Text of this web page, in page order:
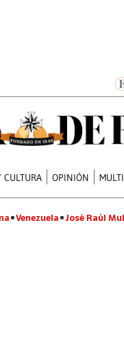
CULTURA OPINIÓN
Venezuela José Raúl